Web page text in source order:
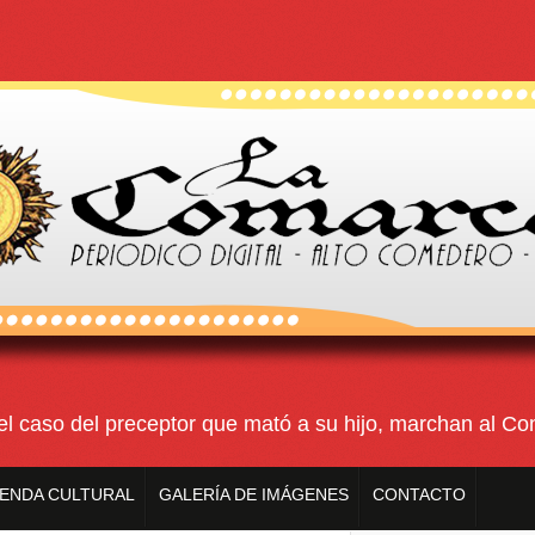
del preceptor que mató a su hijo, marchan al
acusado por el crimen
CULTURAL GALERÍA DE IMÁGENES CONTACTO